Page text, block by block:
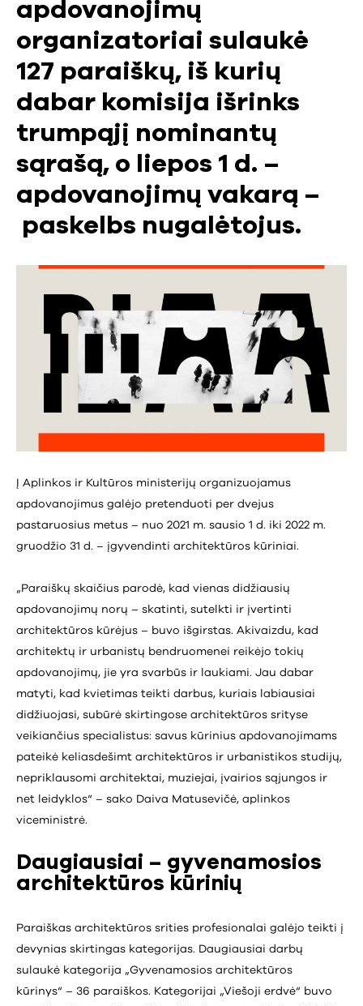
apdovanojimų
organizatoriai sulaukė
127 paraiškų, iš kurių
dabar komisija išrinks
trumpąjį nominantų
sąrašą, o liepos 1 d. –
apdovanojimų vakarą –
paskelbs nugalėtojus.
Į Aplinkos ir Kultūros ministerijų organizuojamus
apdovanojimus galėjo pretenduoti per dvejus
pastaruosius metus – nuo 2021 m. sausio 1 d. iki 2022 m.
gruodžio 31 d. – įgyvendinti architektūros kūriniai.
„Paraiškų skaičius parodė, kad vienas didžiausių
apdovanojimų norų – skatinti, sutelkti ir įvertinti
architektūros kūrėjus – buvo išgirstas. Akivaizdu, kad
architektų ir urbanistų bendruomenei reikėjo tokių
apdovanojimų, jie yra svarbūs ir laukiami. Jau dabar
matyti, kad kvietimas teikti darbus, kuriais labiausiai
didžiuojasi, subūrė skirtingose architektūros srityse
veikiančius specialistus: savus kūrinius apdovanojimams
pateikė keliasdešimt architektūros ir urbanistikos studijų,
nepriklausomi architektai, muziejai, įvairios sąjungos ir
net leidyklos“ – sako Daiva Matusevičė, aplinkos
viceministrė.
Daugiausiai – gyvenamosios
architektūros kūrinių
Paraiškas architektūros srities profesionalai galėjo teikti į
devynias skirtingas kategorijas. Daugiausiai darbų
sulaukė kategorija „Gyvenamosios architektūros
kūrinys“ – 36 paraiškos. Kategorijai „Viešoji erdvė“ buvo